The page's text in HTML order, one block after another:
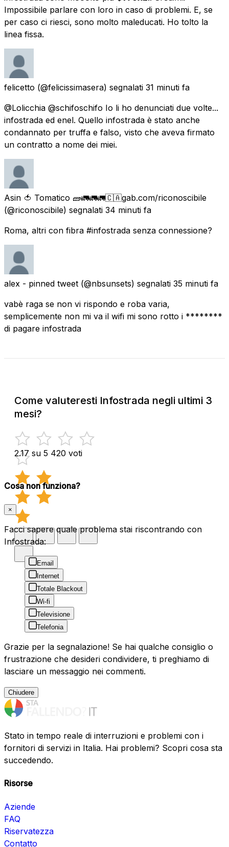
Impossibile parlare con loro in caso di problemi. E, se
per caso ci riesci, sono molto maleducati. Ho tolto la
linea fissa.
felicetto (@felicissimasera) segnalati 31 minuti fa
@Lolicchia @schifoschifo Io li ho denunciati due volte...
infostrada ed enel. Quello infostrada è stato anche
condannato per truffa e falso, visto che aveva firmato
un contratto a nome dei miei.
Asin 🍅 Tomatico 🧱🚛🚛🚛🇨🇦gab.com/riconoscibile
(@riconoscibile) segnalati 34 minuti fa
Roma, altri con fibra #infostrada senza connessione?
alex - pinned tweet (@nbsunsets) segnalati 35 minuti fa
vabè raga se non vi rispondo e roba varia,
semplicemente non mi va il wifi mi sono rotto i ********
di pagare infostrada
Come valuteresti Infostrada negli ultimi 3
mesi?
2.17 su 5 420 voti
Cosa non funziona?
×
Facci sapere quale problema stai riscontrando con
Infostrada:
Email
Internet
Totale Blackout
Wi-fi
Televisione
Telefonia
Grazie per la segnalazione! Se hai qualche consiglio o
frustrazione che desideri condividere, ti preghiamo di
lasciare un messaggio nei commenti.
Chiudere
Stato in tempo reale di interruzioni e problemi con i
fornitori di servizi in Italia. Hai problemi? Scopri cosa sta
succedendo.
Risorse
Aziende
FAQ
Riservatezza
Contatto